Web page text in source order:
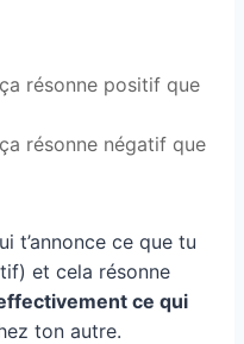
résonne positif que
résonne négatif que
t’annonce ce que tu
et cela résonne
ce qui
ton autre.